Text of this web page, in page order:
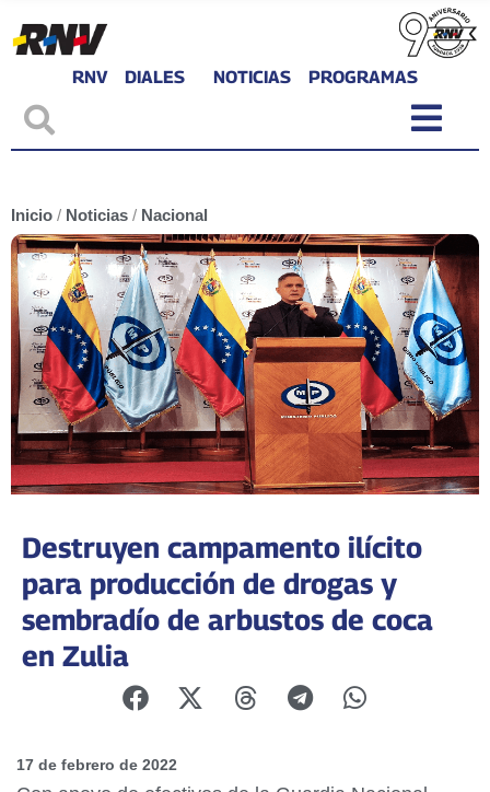
RNV DIALES NOTICIAS PROGRAMAS
Inicio / Noticias / Nacional
Destruyen campamento ilícito
para producción de drogas y
sembradío de arbustos de coca
en Zulia
17 de febrero de 2022